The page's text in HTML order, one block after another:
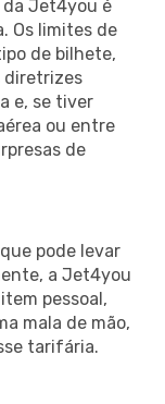
da Jet4you é
Os limites de
de bilhete,
diretrizes
e, se tiver
ou entre
de
pode levar
a Jet4you
pessoal,
mala de mão,
tarifária.